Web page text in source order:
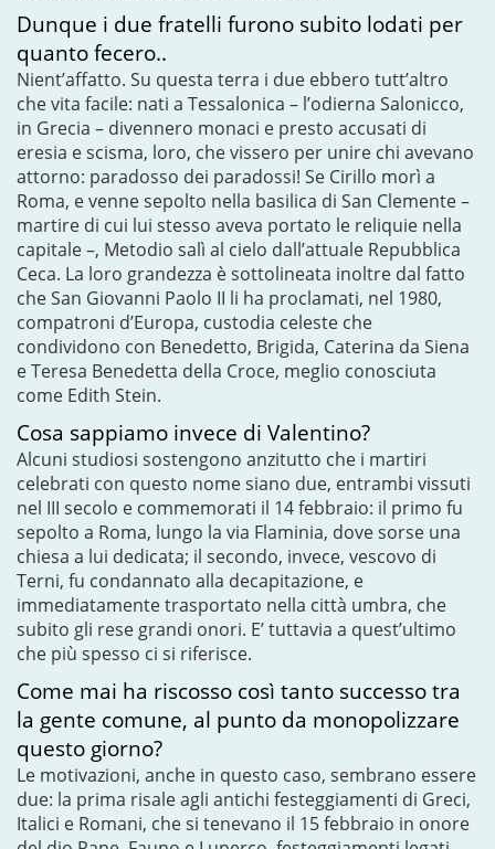
Dunque i due fratelli furono subito lodati per
quanto fecero..
Nient’affatto. Su questa terra i due ebbero tutt’altro
che vita facile: nati a Tessalonica – l’odierna Salonicco,
in Grecia – divennero monaci e presto accusati di
eresia e scisma, loro, che vissero per unire chi avevano
attorno: paradosso dei paradossi! Se Cirillo morì a
Roma, e venne sepolto nella basilica di San Clemente –
martire di cui lui stesso aveva portato le reliquie nella
capitale –, Metodio salì al cielo dall’attuale Repubblica
Ceca. La loro grandezza è sottolineata inoltre dal fatto
che San Giovanni Paolo II li ha proclamati, nel 1980,
compatroni d’Europa, custodia celeste che
condividono con Benedetto, Brigida, Caterina da Siena
e Teresa Benedetta della Croce, meglio conosciuta
come Edith Stein.
Cosa sappiamo invece di Valentino?
Alcuni studiosi sostengono anzitutto che i martiri
celebrati con questo nome siano due, entrambi vissuti
nel III secolo e commemorati il 14 febbraio: il primo fu
sepolto a Roma, lungo la via Flaminia, dove sorse una
chiesa a lui dedicata; il secondo, invece, vescovo di
Terni, fu condannato alla decapitazione, e
immediatamente trasportato nella città umbra, che
subito gli rese grandi onori. E’ tuttavia a quest’ultimo
che più spesso ci si riferisce.
Come mai ha riscosso così tanto successo tra
la gente comune, al punto da monopolizzare
questo giorno?
Le motivazioni, anche in questo caso, sembrano essere
due: la prima risale agli antichi festeggiamenti di Greci,
Italici e Romani, che si tenevano il 15 febbraio in onore